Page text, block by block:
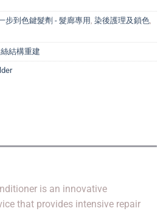
步到色鍵髮劑 - 髮廊專用 , 染後護理及鎖色,
結構重建
is an innovative
that provides intensive repair